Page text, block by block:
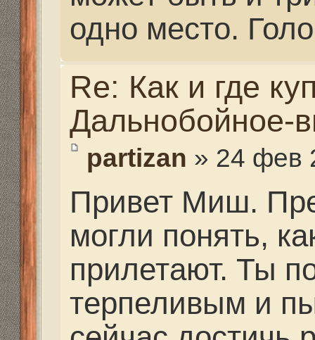
люди дали контакты
тоже делают... они на
телефоны...
Где они находятся,
не знаю.
Заярный Алексей
91-05
Гаврилов Андрей 8-
Алан Эрнесто Че 8-
Re: Как и где купить
Дальнобойное-
Mikhalich» 25 фев